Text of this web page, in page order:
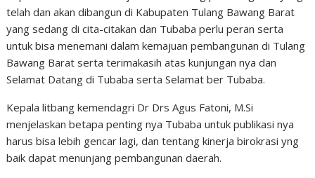
telah dan akan dibangun di Kabupaten Tulang Bawang Barat
yang sedang di cita-citakan dan Tubaba perlu peran serta
untuk bisa menemani dalam kemajuan pembangunan di Tulang
Bawang Barat serta terimakasih atas kunjungan nya dan
Selamat Datang di Tubaba serta Selamat ber Tubaba.
Kepala litbang kemendagri Dr Drs Agus Fatoni, M.Si
menjelaskan betapa penting nya Tubaba untuk publikasi nya
harus bisa lebih gencar lagi, dan tentang kinerja birokrasi yng
baik dapat menunjang pembangunan daerah.